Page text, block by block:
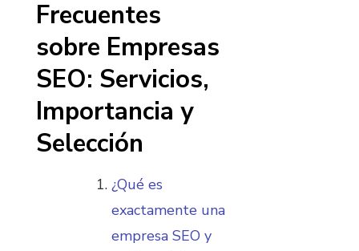
Frecuentes
sobre Empresas
SEO: Servicios,
Importancia y
Selección
¿Qué es
exactamente una
empresa SEO y